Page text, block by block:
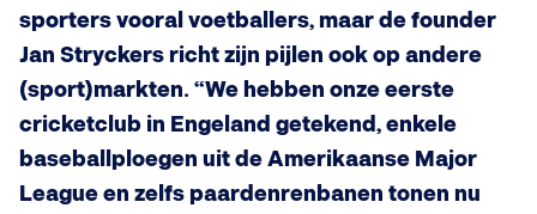
sporters vooral voetballers, maar de founder
Jan Stryckers richt zijn pijlen ook op andere
(sport)markten. “We hebben onze eerste
cricketclub in Engeland getekend, enkele
baseballploegen uit de Amerikaanse Major
League en zelfs paardenrenbanen tonen nu